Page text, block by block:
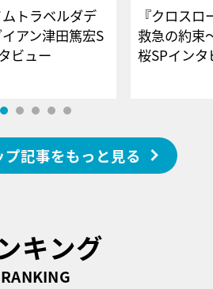
ムトラベルダデ
アン津田篤宏S
タビュー
『クロス
救急の約束
桜SPイ
プ記事をもっと見る
キング
RANKING